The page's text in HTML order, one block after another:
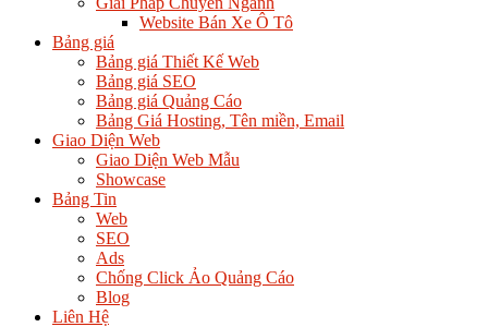
Website Bán Xe Ô Tô
Bảng giá
Bảng giá Thiết Kế Web
Bảng giá SEO
Bảng giá Quảng Cáo
Bảng Giá Hosting, Tên miền, Email
Giao Diện Web
Giao Diện Web Mẫu
Showcase
Bảng Tin
Web
SEO
Ads
Chống Click Ảo Quảng Cáo
Blog
Liên Hệ